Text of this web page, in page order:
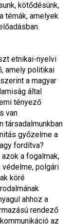
kötődésünk,
témák, amelyek
etnikai-nyelvi
amely politikai
a magyar
által
tényező
van
társadalmunkban
győzelme a
fordítva?
a fogalmak,
védelme, polgári
köré
ahhoz a
rendező
az